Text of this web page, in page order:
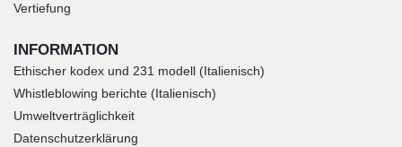
Vertiefung
INFORMATION
Ethischer kodex und 231 modell (Italienisch)
Whistleblowing berichte (Italienisch)
Umweltverträglichkeit
Datenschutzerklärung